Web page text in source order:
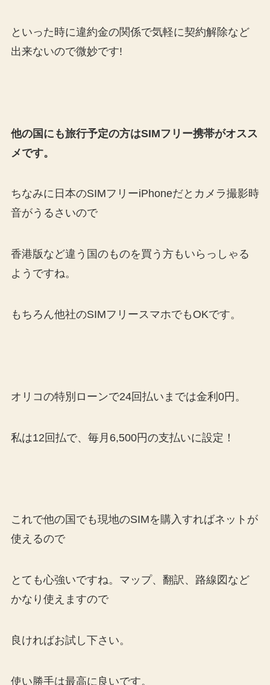
といった時に違約金の関係で気軽に契約解除など
出来ないので微妙です!
他の国にも旅行予定の方はSIMフリー携帯がオスス
メです。
ちなみに日本のSIMフリーiPhoneだとカメラ撮影時
音がうるさいので
香港版など違う国のものを買う方もいらっしゃる
ようですね。
もちろん他社のSIMフリースマホでもOKです。
オリコの特別ローンで24回払いまでは金利0円。
私は12回払で、毎月6,500円の支払いに設定！
これで他の国でも現地のSIMを購入すればネットが
使えるので
とても心強いですね。マップ、翻訳、路線図など
かなり使えますので
良ければお試し下さい。
使い勝手は最高に良いです。